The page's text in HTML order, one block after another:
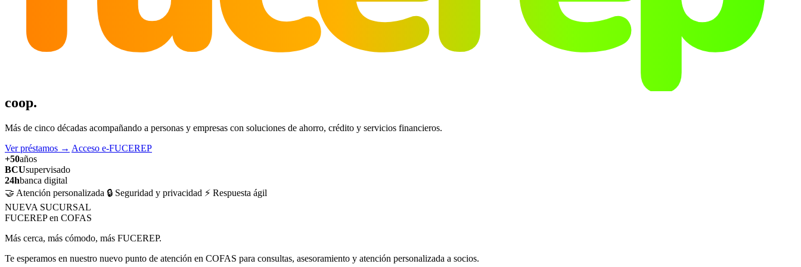
coop.
Más de cinco décadas acompañando a personas y empresas con soluciones de ahorro, crédito y servicios financieros.
Ver préstamos → Acceso e-FUCEREP
+50años
BCUsupervisado
24hbanca digital
🤝 Atención personalizada 🔒 Seguridad y privacidad ⚡ Respuesta ágil
NUEVA SUCURSAL
FUCEREP en COFAS
Más cerca, más cómodo, más FUCEREP.
Te esperamos en nuestro nuevo punto de atención en COFAS para consultas, asesoramiento y atención personalizada a socios.